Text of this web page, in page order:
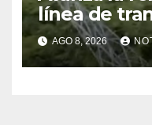
línea de
Centro –
AGO 8, 2026